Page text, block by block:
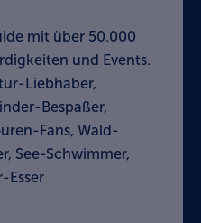
mit über 50.000
und Events.
Liebhaber,
Bespaßer,
Fans, Wald-
See-Schwimmer,
Esser